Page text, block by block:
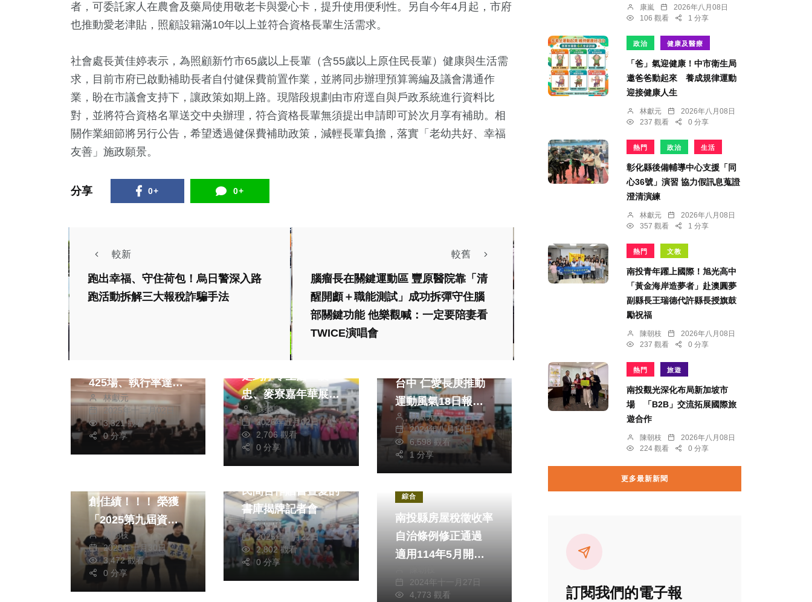
者，可委託家人在農會及藥局使用敬老卡與愛心卡，提升使用便利性。另自今年4月起，市府
也推動愛老津貼，照顧設籍滿10年以上並符合資格長輩生活需求。
社會處長黃佳婷表示，為照顧新竹市65歲以上長輩（含55歲以上原住民長輩）健康與生活需
求，目前市府已啟動補助長者自付健保費前置作業，並將同步辦理預算籌編及議會溝通作
業，盼在市議會支持下，讓政策如期上路。現階段規劃由市府逕自與戶政系統進行資料比
對，並將符合資格名單送交中央辦理，符合資格長輩無須提出申請即可於次月享有補助。相
關作業細節將另行公告，希望透過健保費補助政策，減輕長輩負擔，落實「老幼共好、幸福
友善」施政願景。
分享 0+ 0+
較新
跑出幸福、守住荷包！烏日警深入路
跑活動拆解三大報稅詐騙手法
較舊
腦瘤長在關鍵運動區 豐原醫院靠「清
醒開顱＋職能測試」成功拆彈守住腦
部關鍵功能 他樂觀喊：一定要陪妻看
TWICE演唱會
425場、執行率達
850% 市長盧秀燕肯
定跨局處努力
林獻元
2025年十二月02日
3,321 觀看
0 分享
健康及醫療
（影音）／雲林從健
走到淨零生活 褒
忠、麥寮嘉年華展現
雙軸成果
蘇榮泉
2026年五月02日
2,706 觀看
0 分享
台中 仁愛長庚推動
運動風氣18日報名
截止林獻元
2024年八月14日
6,598 觀看
1 分享
創佳績！！！ 榮獲
「2025第九屆資誠
永續影響力獎-社會
組 銅獎」
陳朝枝
2025年十月30日
3,472 觀看
0 分享
文教
民間合作贈書暨愛的
書庫揭牌記者會
陳朝枝
2025年十月22日
2,802 觀看
0 分享
綜合
南投縣房屋稅徵收率
自治條例修正通過
適用114年5月開徵
2024年十一月27日
4,773 觀看
康嵐
2026年八月08日
106 觀看
1 分享
政治 健康及醫療
「爸」氣迎健康！中市衛生局
邀爸爸動起來 養成規律運動
迎接健康人生
林獻元
2026年八月08日
237 觀看
0 分享
熱門 政治 生活
彰化縣後備輔導中心支援「同
心36號」演習 協力假訊息蒐證
澄清演練
林獻元
2026年八月08日
357 觀看
1 分享
熱門 文教
南投青年躍上國際！旭光高中
「黃金海岸造夢者」赴澳圓夢
副縣長王瑞德代許縣長授旗鼓
勵祝福
陳朝枝
2026年八月08日
237 觀看
0 分享
熱門 旅遊
南投觀光深化布局新加坡市
場 「B2B」交流拓展國際旅
遊合作
陳朝枝
2026年八月08日
224 觀看
0 分享
更多最新新聞
訂閱我們的電子報